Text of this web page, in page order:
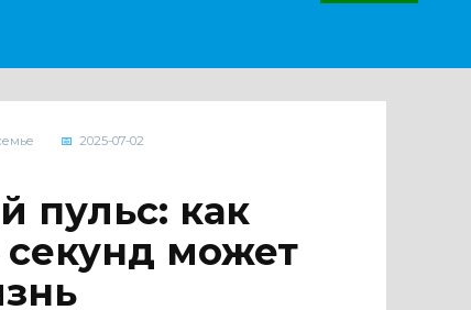
2025-07-02
пульс: как
секунд может